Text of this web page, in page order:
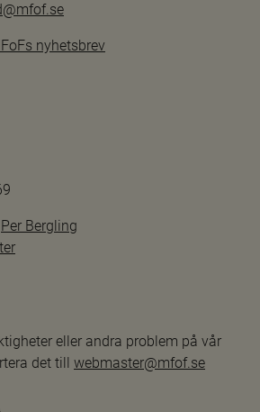
nyhetsbrev
Per Bergling
eller andra problem på vår
det till webmaster@mfof.se